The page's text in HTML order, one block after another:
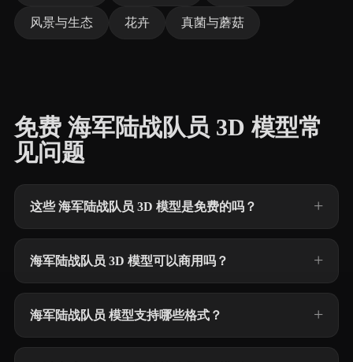
风景与生态 花卉 真菌与蘑菇
免费 海军陆战队员 3D 模型常
见问题
这些 海军陆战队员 3D 模型是免费的吗？
海军陆战队员 3D 模型可以商用吗？
海军陆战队员 模型支持哪些格式？